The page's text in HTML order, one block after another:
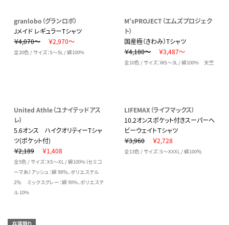
granlobo（グランロボ）
Jメイド レギュラーTシャツ
￥4,070～
￥2,970～
全20色 / サイズ：S～5L / 綿100%
M'sPROJECT（エムズプロジェク
ト）
国産極（きわみ）Tシャツ
￥4,180～
￥3,487～
全10色 / サイズ：WS～3L / 綿100% 天竺
United Athle（ユナイテッドアス
レ）
5.6オンス ハイクオリティーTシャ
ツ(ポケット付)
￥2,189
￥1,408
全5色 / サイズ：XS～XL / 綿100%（セミコ
ーマ糸）アッシュ：綿 98％、ポリエステル
2％ ミックスグレー：綿 90%、ポリエステ
ル 10%
LIFEMAX（ライフマックス）
10.2オンスポケット付きスーパーヘ
ビーウェイトＴシャツ
￥3,960
￥2,728
全13色 / サイズ：S～XXXL / 綿100％